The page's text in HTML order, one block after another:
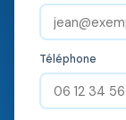
Téléphone